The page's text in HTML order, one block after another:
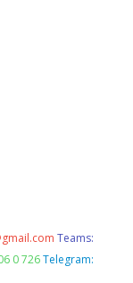
Teams:
0 726 Telegram: